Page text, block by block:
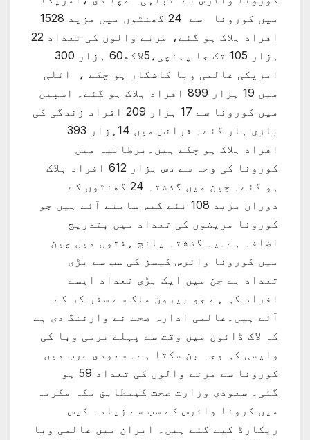
میں کورونا سے 24 گھنٹوں میں مزید 1528
افراد ہلاک ہو گئے، مرنے والوں کی تعداد 22
ہزار 105 تک جا پہنچی،5لاکھ60 ہزار 300
امریکی عالمی وبا کاشکار ہو چکے ، اٹلی
میں 19 ہزار 899 افراد ہلاک ہو گئے۔ اسپین
میں کورونا سے 17 ہزار 209 افراد زندگی کی
بازی ہار گئے۔ فرانس میں 14ہزار 393
افراد ہلاک ہو چکے ہیں۔برطانیہ میں
کورونا کی وجہ سے دس ہزار 612 افراد ہلاک
ہو گئے۔ چین میں گذشتہ 24 گھنٹوں کے
دوران مزید 108 نئے کیس سامنے آئے ہیں جو
کورونا مریضوں کی تعداد میں بتدریج
اضافہ ہے۔یہ گذشتہ پانچ ہفتوں میں چین
میں کورونا وائرس کیسز کی سب سے بڑی
تعداد ہے جن میں ایک بڑی تعداد ایسے
افراد کی ہے جو بیرون ملک سے سفر کر کے
آئے ہیں۔عالمی ادارہ صحت نے وارننگ دی ہے
کہ لاک ڈائون میں وقت سے پہلے نرمی وبا کی
واپسی کی وجہ بن سکتا ہے۔ سعودی عرب میں
کورونا سے مرنے والوں کی تعداد 59 ہو
گئی۔ سعودی وزارت صحت کیمطابق مکہ مکرمہ
میں کرونا وائرس کے سب سے زیادہ کیس
ریکارڈ کیے گئے ہیں۔ ایران میں عالمی وبا